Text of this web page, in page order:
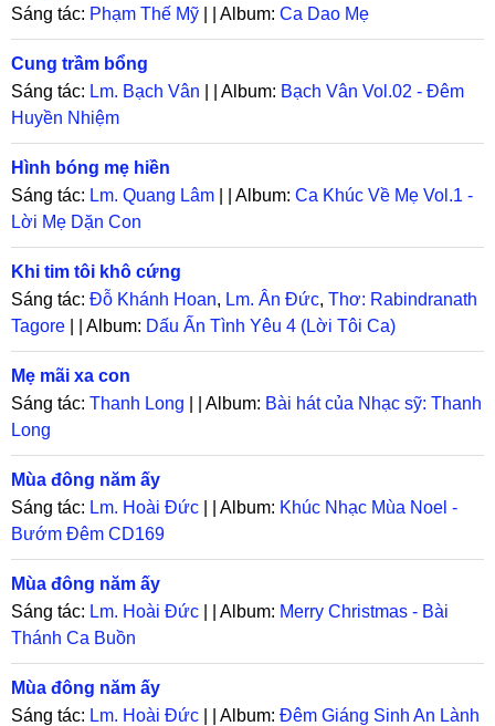
Sáng tác: Phạm Thế Mỹ | | Album: Ca Dao Mẹ
Cung trầm bổng
Sáng tác: Lm. Bạch Vân | | Album: Bạch Vân Vol.02 - Đêm
Huyền Nhiệm
Hình bóng mẹ hiền
Sáng tác: Lm. Quang Lâm | | Album: Ca Khúc Về Mẹ Vol.1 -
Lời Mẹ Dặn Con
Khi tim tôi khô cứng
Sáng tác: Đỗ Khánh Hoan, Lm. Ân Đức, Thơ: Rabindranath
Tagore | | Album: Dấu Ấn Tình Yêu 4 (Lời Tôi Ca)
Mẹ mãi xa con
Sáng tác: Thanh Long | | Album: Bài hát của Nhạc sỹ: Thanh
Long
Mùa đông năm ấy
Sáng tác: Lm. Hoài Đức | | Album: Khúc Nhạc Mùa Noel -
Bướm Đêm CD169
Mùa đông năm ấy
Sáng tác: Lm. Hoài Đức | | Album: Merry Christmas - Bài
Thánh Ca Buồn
Mùa đông năm ấy
Sáng tác: Lm. Hoài Đức | | Album: Đêm Giáng Sinh An Lành